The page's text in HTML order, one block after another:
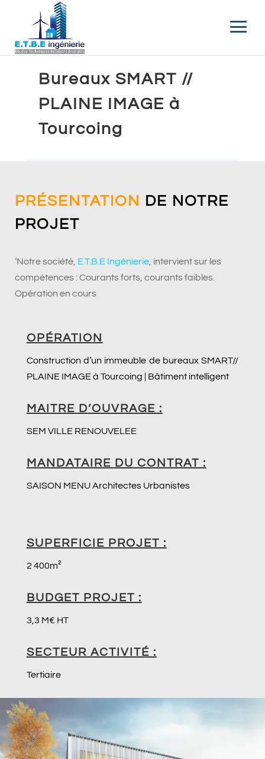
Bureaux SMART //
PLAINE IMAGE à
Tourcoing
PRÉSENTATION
DE NOTRE
PROJET
‘Notre société, E.T.B.E Ingénierie, intervient sur les
compétences : Courants forts, courants faibles.
Opération en cours
OPÉRATION
Construction d’un immeuble de bureaux SMART//
PLAINE IMAGE à Tourcoing | Bâtiment intelligent
MAITRE D’OUVRAGE :
SEM VILLE RENOUVELEE
MANDATAIRE DU CONTRAT :
SAISON MENU Architectes Urbanistes
SUPERFICIE PROJET :
2 400m²
BUDGET PROJET :
3,3 M€ HT
SECTEUR ACTIVITÉ :
Tertiaire